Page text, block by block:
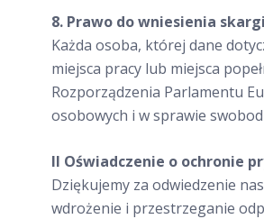
8. Prawo do wniesienia
Każda osoba, której dane
miejsca pracy lub miejsca
Rozporządzenia Parlamentu
osobowych i w sprawie
II Oświadczenie o ochronie
Dziękujemy za odwiedzenie
wdrożenie i przestrzeganie